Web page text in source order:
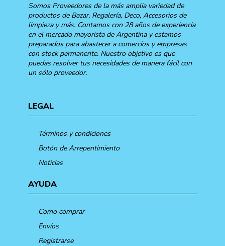
Somos Proveedores de la más amplia variedad de
productos de Bazar, Regalería, Deco, Accesorios de
limpieza y más. Contamos con 28 años de experiencia
en el mercado mayorista de Argentina y estamos
preparados para abastecer a comercios y empresas
con stock permanente. Nuestro objetivo es que
puedas resolver tus necesidades de manera fácil con
un sólo proveedor.
LEGAL
Términos y condiciones
Botón de Arrepentimiento
Noticias
AYUDA
Como comprar
Envíos
Registrarse